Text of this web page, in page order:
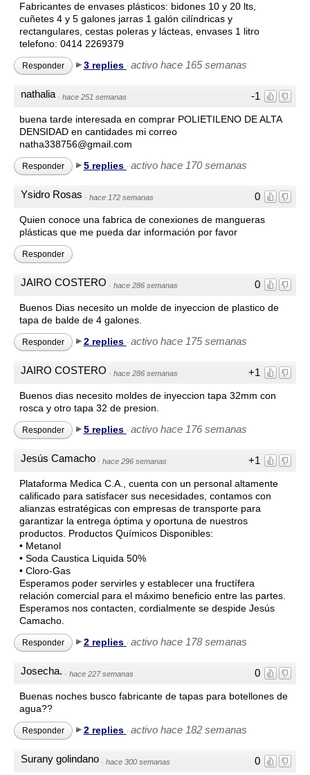
Fabricantes de envases plásticos: bidones 10 y 20 lts,
cuñetes 4 y 5 galones jarras 1 galón cilíndricas y
rectangulares, cestas poleras y lácteas, envases 1 litro
telefono: 0414 2269379
Responder 3 replies · activo hace 165 semanas
-1
nathalia · hace 251 semanas
buena tarde interesada en comprar POLIETILENO DE ALTA
DENSIDAD en cantidades mi correo
natha338756@gmail.com
Responder 5 replies · activo hace 170 semanas
0
Ysidro Rosas · hace 172 semanas
Quien conoce una fabrica de conexiones de mangueras
plásticas que me pueda dar información por favor
Responder
0
JAIRO COSTERO · hace 286 semanas
Buenos Dias necesito un molde de inyeccion de plastico de
tapa de balde de 4 galones.
Responder 2 replies · activo hace 175 semanas
+1
JAIRO COSTERO · hace 286 semanas
Buenos dias necesito moldes de inyeccion tapa 32mm con
rosca y otro tapa 32 de presion.
Responder 5 replies · activo hace 176 semanas
+1
Jesús Camacho · hace 296 semanas
Plataforma Medica C.A., cuenta con un personal altamente
calificado para satisfacer sus necesidades, contamos con
alianzas estratégicas con empresas de transporte para
garantizar la entrega óptima y oportuna de nuestros
productos. Productos Químicos Disponibles:
• Metanol
• Soda Caustica Liquida 50%
• Cloro-Gas
Esperamos poder servirles y establecer una fructífera
relación comercial para el máximo beneficio entre las partes.
Esperamos nos contacten, cordialmente se despide Jesús
Camacho.
Responder 2 replies · activo hace 178 semanas
0
Josecha. · hace 227 semanas
Buenas noches busco fabricante de tapas para botellones de
agua??
Responder 2 replies · activo hace 182 semanas
0
Surany golindano · hace 300 semanas